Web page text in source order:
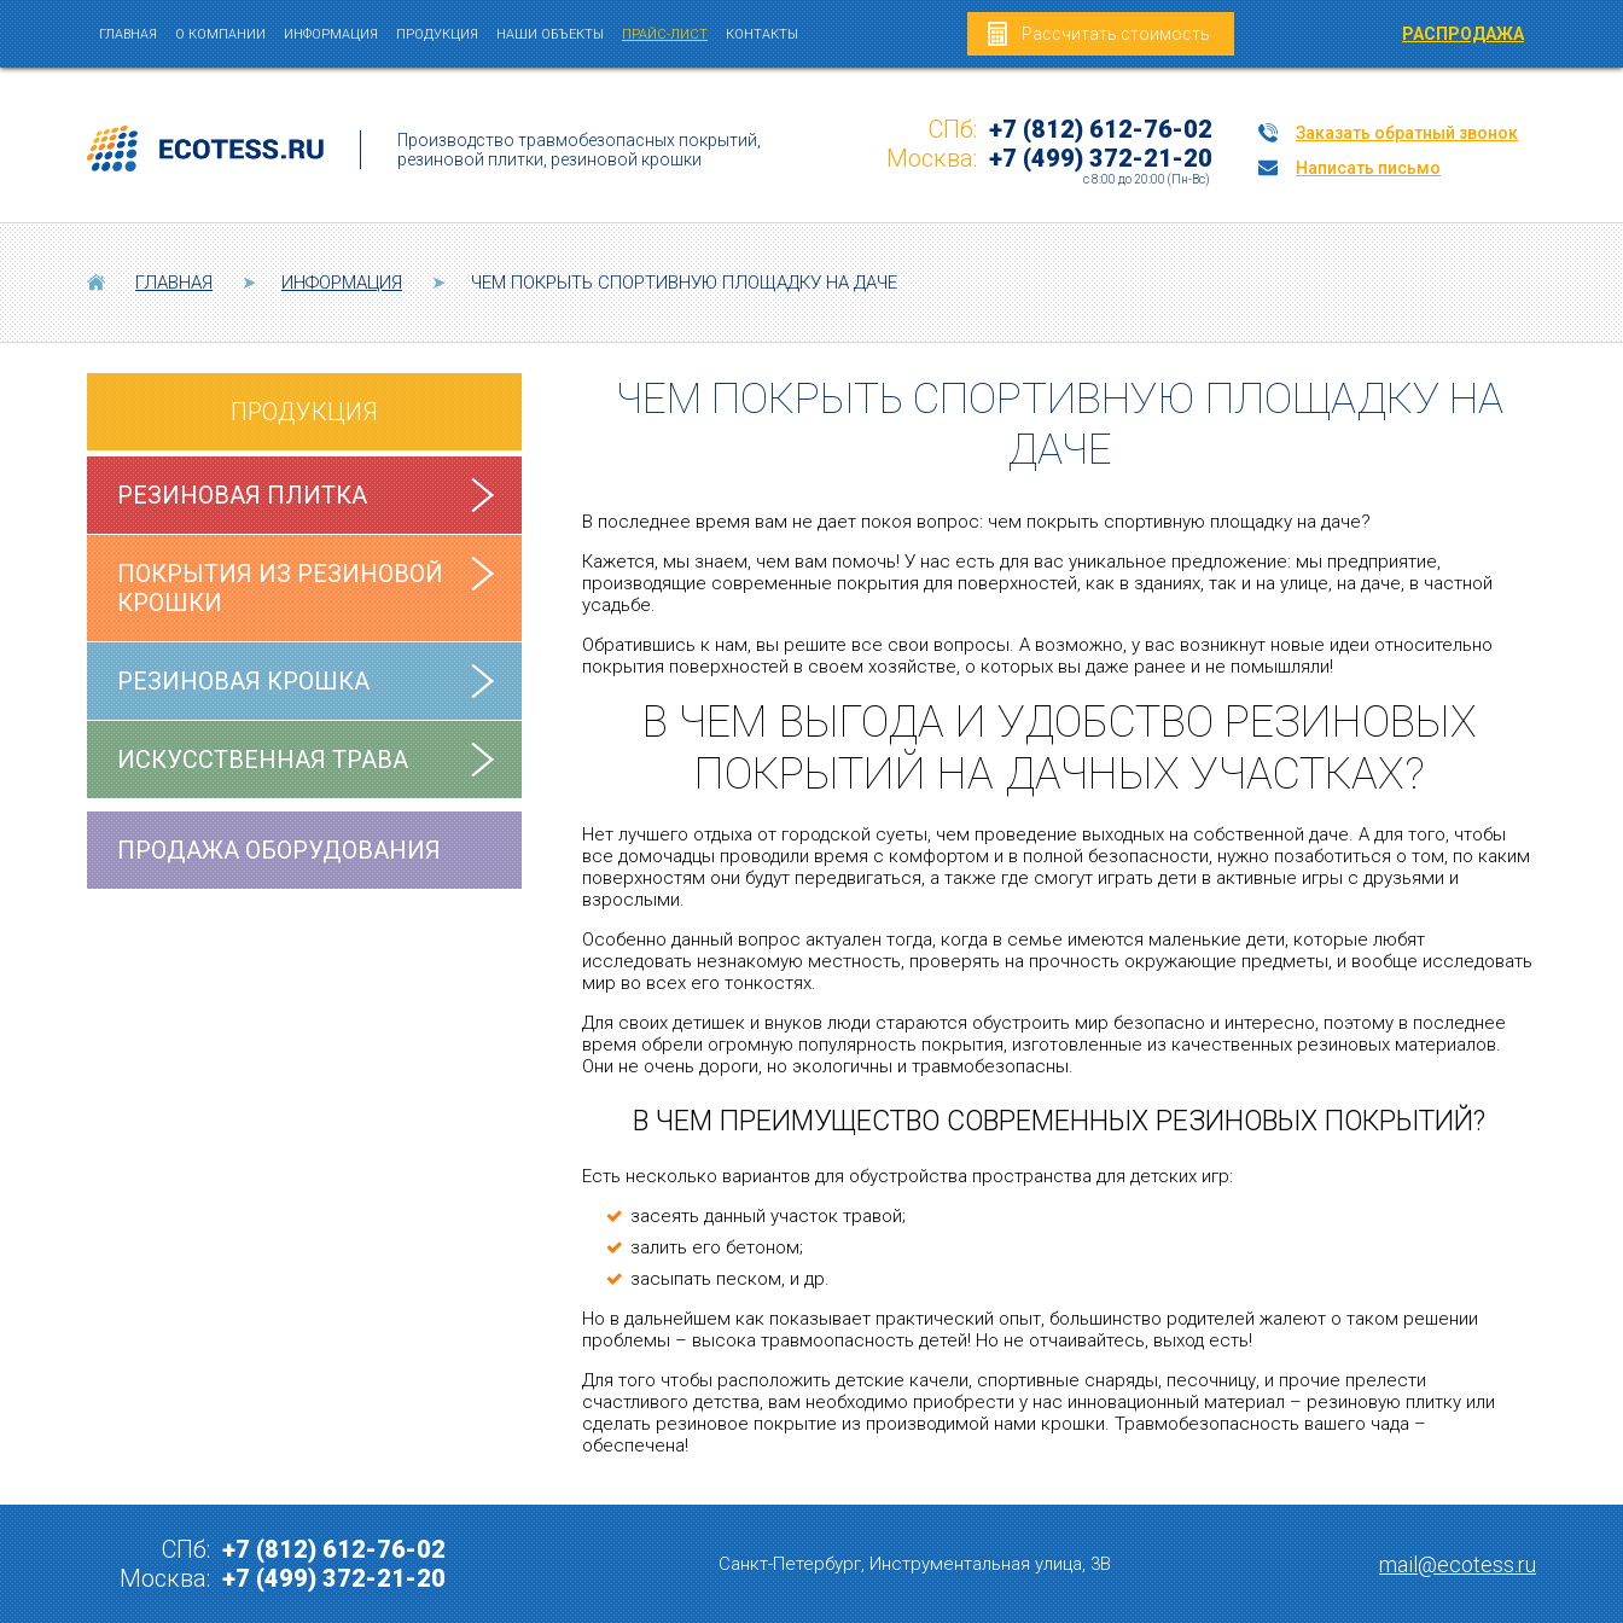
ГЛАВНАЯ О КОМПАНИИ ИНФОРМАЦИЯ ПРОДУКЦИЯ НАШИ ОБЪЕКТЫ ПРАЙС-ЛИСТ КОНТАКТЫ Рассчитать стоимость РАСПРОДАЖА
Производство травмобезопасных покрытий,
резиновой плитки, резиновой крошки
СПб: +7 (812) 612-76-02
Москва: +7 (499) 372-21-20
c 8:00 до 20:00 (Пн-Вс)
Заказать обратный звонок
Написать письмо
ГЛАВНАЯ ➤ ИНФОРМАЦИЯ ➤ ЧЕМ ПОКРЫТЬ СПОРТИВНУЮ ПЛОЩАДКУ НА ДАЧЕ
ПРОДУКЦИЯ
РЕЗИНОВАЯ ПЛИТКА
ПОКРЫТИЯ ИЗ РЕЗИНОВОЙ
КРОШКИ
РЕЗИНОВАЯ КРОШКА
ИСКУССТВЕННАЯ ТРАВА
ПРОДАЖА ОБОРУДОВАНИЯ
ЧЕМ ПОКРЫТЬ СПОРТИВНУЮ ПЛОЩАДКУ НА
ДАЧЕ
В последнее время вам не дает покоя вопрос: чем покрыть спортивную площадку на даче?
Кажется, мы знаем, чем вам помочь! У нас есть для вас уникальное предложение: мы предприятие,
производящие современные покрытия для поверхностей, как в зданиях, так и на улице, на даче, в частной
усадьбе.
Обратившись к нам, вы решите все свои вопросы. А возможно, у вас возникнут новые идеи относительно
покрытия поверхностей в своем хозяйстве, о которых вы даже ранее и не помышляли!
В ЧЕМ ВЫГОДА И УДОБСТВО РЕЗИНОВЫХ
ПОКРЫТИЙ НА ДАЧНЫХ УЧАСТКАХ?
Нет лучшего отдыха от городской суеты, чем проведение выходных на собственной даче. А для того, чтобы
все домочадцы проводили время с комфортом и в полной безопасности, нужно позаботиться о том, по каким
поверхностям они будут передвигаться, а также где смогут играть дети в активные игры с друзьями и
взрослыми.
Особенно данный вопрос актуален тогда, когда в семье имеются маленькие дети, которые любят
исследовать незнакомую местность, проверять на прочность окружающие предметы, и вообще исследовать
мир во всех его тонкостях.
Для своих детишек и внуков люди стараются обустроить мир безопасно и интересно, поэтому в последнее
время обрели огромную популярность покрытия, изготовленные из качественных резиновых материалов.
Они не очень дороги, но экологичны и травмобезопасны.
В ЧЕМ ПРЕИМУЩЕСТВО СОВРЕМЕННЫХ РЕЗИНОВЫХ ПОКРЫТИЙ?
Есть несколько вариантов для обустройства пространства для детских игр:
засеять данный участок травой;
залить его бетоном;
засыпать песком, и др.
Но в дальнейшем как показывает практический опыт, большинство родителей жалеют о таком решении
проблемы – высока травмоопасность детей! Но не отчаивайтесь, выход есть!
Для того чтобы расположить детские качели, спортивные снаряды, песочницу, и прочие прелести
счастливого детства, вам необходимо приобрести у нас инновационный материал – резиновую плитку или
сделать резиновое покрытие из производимой нами крошки. Травмобезопасность вашего чада –
обеспечена!
СПб: +7 (812) 612-76-02
Москва: +7 (499) 372-21-20 Санкт-Петербург, Инструментальная улица, 3В mail@ecotess.ru